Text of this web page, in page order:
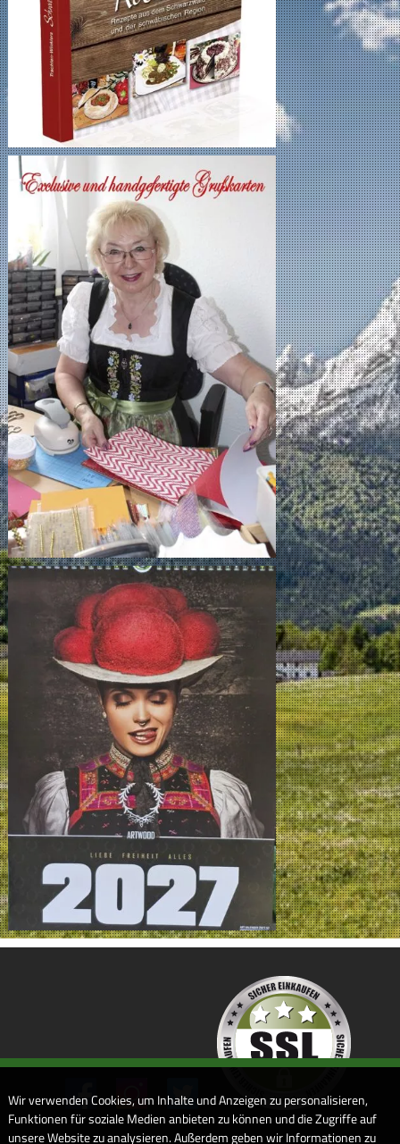
Wir verwenden Cookies, um Inhalte und Anzeigen zu personalisieren,
Funktionen für soziale Medien anbieten zu können und die Zugriffe auf
unsere Website zu analysieren. Außerdem geben wir Informationen zu